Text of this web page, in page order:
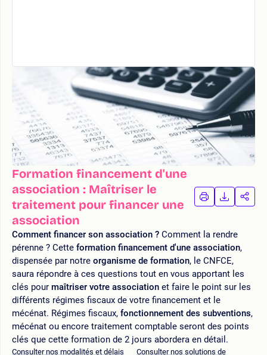
Formation financement d'une
association : Maîtriser le
traitement pour financer une
association
IMPRIMER
LA
LA
Comment financer son association ? Comment la rendre
pérenne ? Cette formation financement d'une association,
dispensée par notre organisme de formation, le CNFCE,
saura répondre à ces questions tout en vous apportant les
clés pour maîtriser votre association et faire le point sur les
différents régimes fiscaux de votre financement et le
mécénat. Régimes fiscaux, fonctionnement des subventions,
mécénat ou encore traitement comptable seront des points
clés que cette formation de 2 jours abordera en détail.
Consulter nos modalités et délais
Consulter nos solutions de